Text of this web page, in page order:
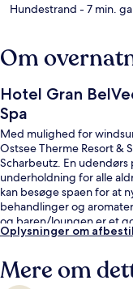
Hundestrand - 7 min.
Om
Hotel Gran
Spa
Med mulighed for
Ostsee Therme Resort &
Scharbeutz. En
underholdning for alle
kan besøge spaen for at
behandlinger og
og baren/loungen er et
børneklub, en bar ved
Oplysninger om
Mere om